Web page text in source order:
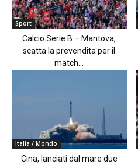
Sport
Calcio Serie B – Mantova,
scatta la prevendita per il
match...
Italia / Mondo
Cina, lanciati dal mare due